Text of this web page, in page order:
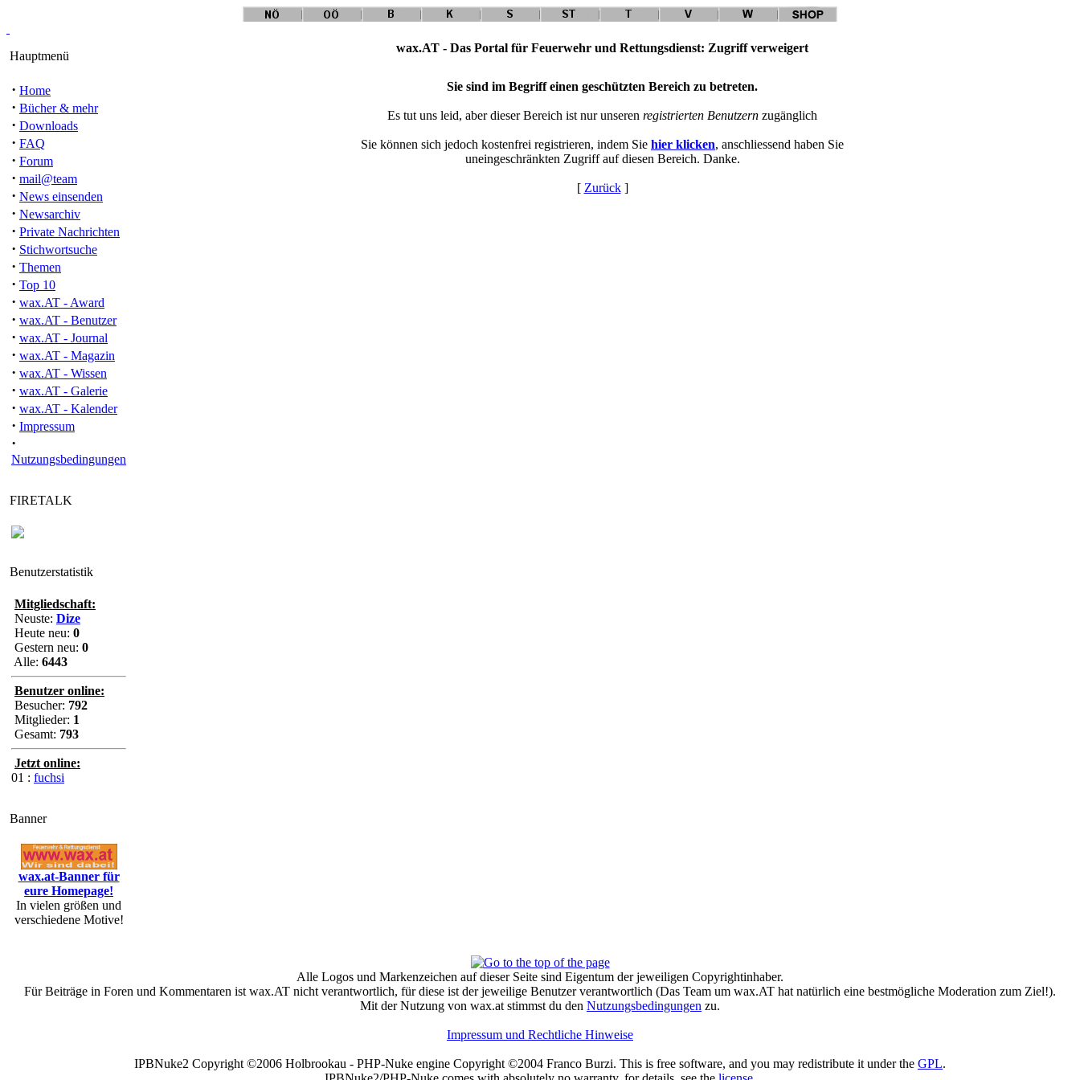
Hauptmenü
· Home
· Bücher & mehr
· Downloads
· FAQ
· Forum
· mail@team
· News einsenden
· Newsarchiv
· Private Nachrichten
· Stichwortsuche
· Themen
· Top 10
· wax.AT - Award
· wax.AT - Benutzer
· wax.AT - Journal
· wax.AT - Magazin
· wax.AT - Wissen
· wax.AT - Galerie
· wax.AT - Kalender
· Impressum
·
Nutzungsbedingungen
FIRETALK
Benutzerstatistik
Mitgliedschaft:
Neuste: Dize
Heute neu: 0
Gestern neu: 0
Alle: 6443
Benutzer online:
Besucher: 792
Mitglieder: 1
Gesamt: 793
Jetzt online:
01 : fuchsi
Banner
wax.at-Banner für
eure Homepage!
In vielen größen und
verschiedene Motive!
wax.AT - Das Portal für Feuerwehr und Rettungsdienst: Zugriff verweigert
Sie sind im Begriff einen geschützten Bereich zu betreten.
Es tut uns leid, aber dieser Bereich ist nur unseren registrierten Benutzern zugänglich
Sie können sich jedoch kostenfrei registrieren, indem Sie hier klicken, anschliessend haben Sie
uneingeschränkten Zugriff auf diesen Bereich. Danke.
[ Zurück]
Alle Logos und Markenzeichen auf dieser Seite sind Eigentum der jeweiligen Copyrightinhaber.
Für Beiträge in Foren und Kommentaren ist wax.AT nicht verantwortlich, für diese ist der jeweilige Benutzer verantwortlich (Das Team um wax.AT hat natürlich eine bestmögliche Moderation zum Ziel!).
Mit der Nutzung von wax.at stimmst du den Nutzungsbedingungen zu.
Impressum und Rechtliche Hinweise
IPBNuke2 Copyright ©2006 Holbrookau - PHP-Nuke engine Copyright ©2004 Franco Burzi. This is free software, and you may redistribute it under the GPL.